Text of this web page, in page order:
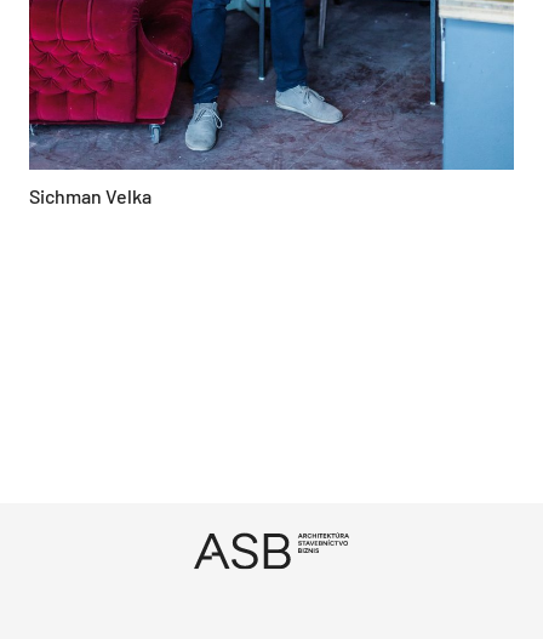
Sichman Velka